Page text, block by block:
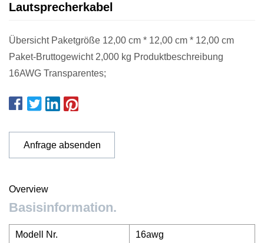
Lautsprecherkabel
Übersicht Paketgröße 12,00 cm * 12,00 cm * 12,00 cm
Paket-Bruttogewicht 2,000 kg Produktbeschreibung
16AWG Transparentes;
Anfrage absenden
Overview
Basisinformation.
Modell Nr. 16awg